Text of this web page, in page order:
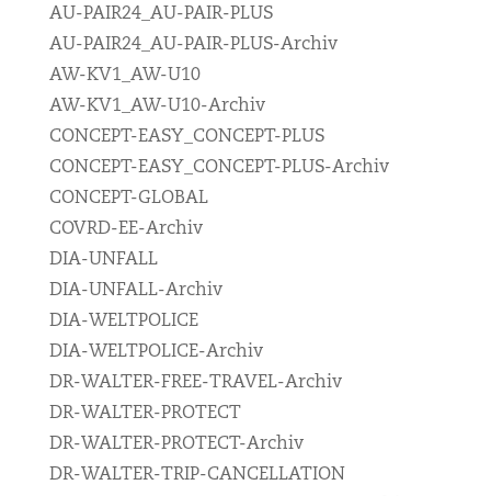
AU-PAIR24_AU-PAIR-PLUS
AU-PAIR24_AU-PAIR-PLUS-Archiv
AW-KV1_AW-U10
AW-KV1_AW-U10-Archiv
CONCEPT-EASY_CONCEPT-PLUS
CONCEPT-EASY_CONCEPT-PLUS-Archiv
CONCEPT-GLOBAL
COVRD-EE-Archiv
DIA-UNFALL
DIA-UNFALL-Archiv
DIA-WELTPOLICE
DIA-WELTPOLICE-Archiv
DR-WALTER-FREE-TRAVEL-Archiv
DR-WALTER-PROTECT
DR-WALTER-PROTECT-Archiv
DR-WALTER-TRIP-CANCELLATION